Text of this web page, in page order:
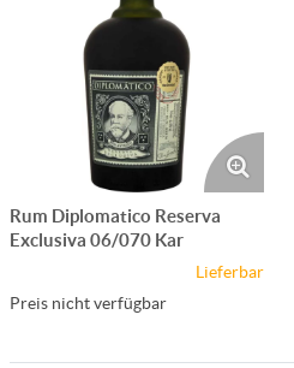
Rum Diplomatico Reserva
Exclusiva 06/070 Kar
Lieferbar
Preis nicht verfügbar